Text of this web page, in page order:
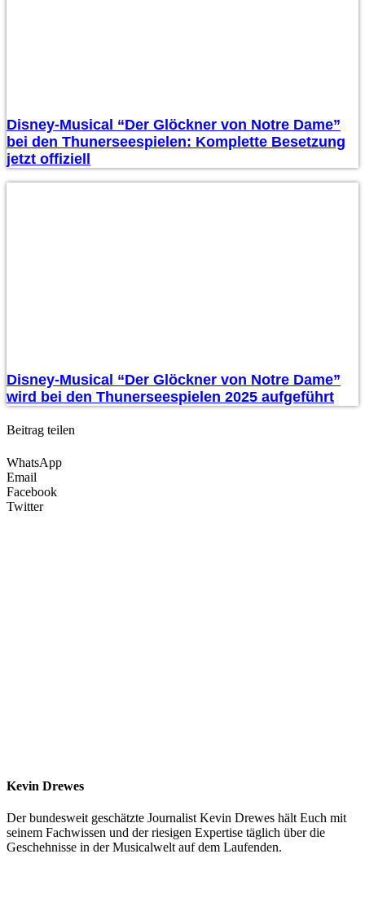
Disney-Musical “Der Glöckner von Notre Dame”
bei den Thunerseespielen: Komplette Besetzung
jetzt offiziell
Disney-Musical “Der Glöckner von Notre Dame”
wird bei den Thunerseespielen 2025 aufgeführt
Beitrag teilen
WhatsApp
Email
Facebook
Twitter
Kevin Drewes
Der bundesweit geschätzte Journalist Kevin Drewes hält Euch mit
seinem Fachwissen und der riesigen Expertise täglich über die
Geschehnisse in der Musicalwelt auf dem Laufenden.